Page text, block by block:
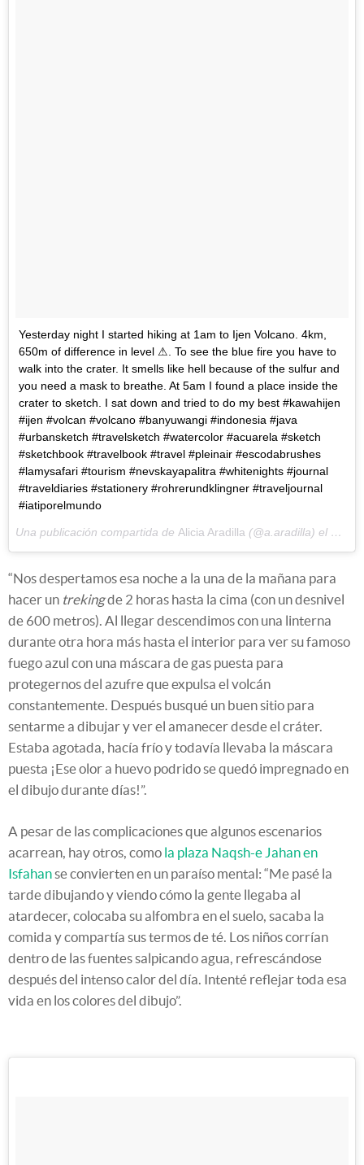
Yesterday night I started hiking at 1am to Ijen Volcano. 4km,
650m of difference in level ⚠. To see the blue fire you have to
walk into the crater. It smells like hell because of the sulfur and
you need a mask to breathe. At 5am I found a place inside the
crater to sketch. I sat down and tried to do my best #kawahijen
#ijen #volcan #volcano #banyuwangi #indonesia #java
#urbansketch #travelsketch #watercolor #acuarela #sketch
#sketchbook #travelbook #travel #pleinair #escodabrushes
#lamysafari #tourism #nevskayapalitra #whitenights #journal
#traveldiaries #stationery #rohrerundklingner #traveljournal
#iatiporelmundo
Una publicación compartida de Alicia Aradilla (@a.aradilla) el Feb
“Nos despertamos esa noche a la una de la mañana para
hacer un trekingde 2 horas hasta la cima (con un desnivel
de 600 metros). Al llegar descendimos con una linterna
durante otra hora más hasta el interior para ver su famoso
fuego azul con una máscara de gas puesta para
protegernos del azufre que expulsa el volcán
constantemente. Después busqué un buen sitio para
sentarme a dibujar y ver el amanecer desde el cráter.
Estaba agotada, hacía frío y todavía llevaba la máscara
puesta ¡Ese olor a huevo podrido se quedó impregnado en
el dibujo durante días!”.
A pesar de las complicaciones que algunos escenarios
acarrean, hay otros, como la plaza Naqsh-e Jahan en
Isfahanse convierten en un paraíso mental: “Me pasé la
tarde dibujando y viendo cómo la gente llegaba al
atardecer, colocaba su alfombra en el suelo, sacaba la
comida y compartía sus termos de té. Los niños corrían
dentro de las fuentes salpicando agua, refrescándose
después del intenso calor del día. Intenté reflejar toda esa
vida en los colores del dibujo”.